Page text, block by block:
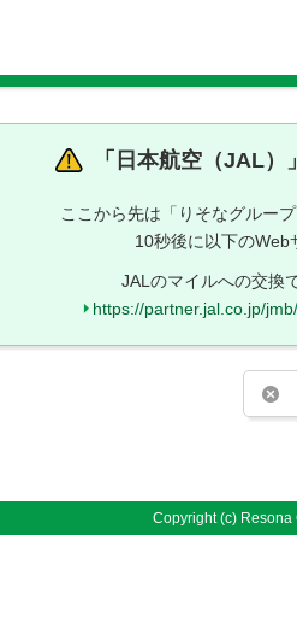
「 日本航空（JAL）
ここから先は「りそなグルー
10秒後に以下のWeb
JALのマイルへの交換
https://partner.jal.co.jp/
Copyright (c) Resona